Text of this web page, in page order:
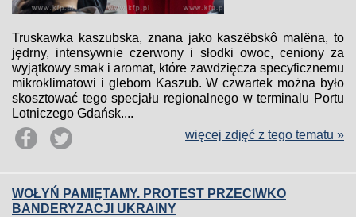
Truskawka kaszubska, znana jako kaszëbskô malëna, to
jędrny, intensywnie czerwony i słodki owoc, ceniony za
wyjątkowy smak i aromat, które zawdzięcza specyficznemu
mikroklimatowi i glebom Kaszub. W czwartek można było
skosztować tego specjału regionalnego w terminalu Portu
Lotniczego Gdańsk....
więcej zdjęć z tego tematu »
WOŁYŃ PAMIĘTAMY. PROTEST PRZECIWKO
BANDERYZACJI UKRAINY